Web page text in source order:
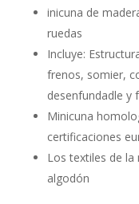
inicuna de
ruedas
Incluye:
frenos, somier,
desenfundadle y
Minicuna
certificaciones
Los textiles de la
algodón